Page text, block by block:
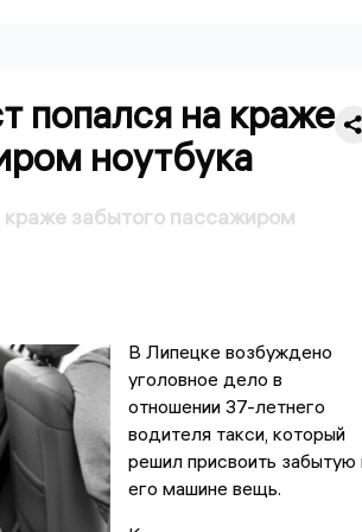
попался на краже
ноутбука
забытого пассажиром
В Липецке возбуждено
уголовное дело в
отношении 37-летнего
водителя такси, который
решил присвоить забытую
его машине вещь.